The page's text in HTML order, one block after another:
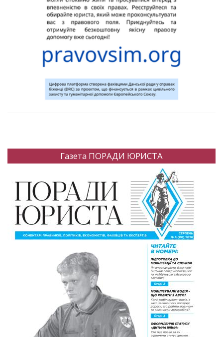
Газета ПОРАДИ ЮРИСТА